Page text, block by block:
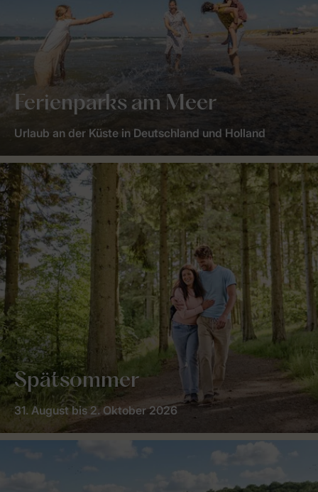
Ferienparks am Meer
Urlaub an der Küste in Deutschland und Holland
Spätsommer
31. August bis 2. Oktober 2026